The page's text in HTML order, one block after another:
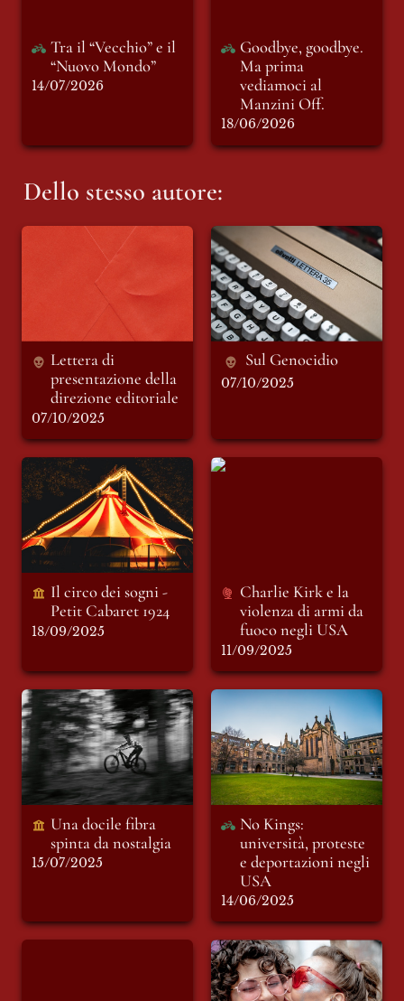
Tra il “Vecchio” e il
“Nuovo Mondo”
14/07/2026
Goodbye, goodbye.
Ma prima
vediamoci al
Manzini Off.
18/06/2026
Dello stesso autore:
Lettera di
presentazione della
direzione editoriale
Lettera di
presentazione della
direzione editoriale
07/10/2025
Sul Genocidio
Sul Genocidio
07/10/2025
Il circo dei sogni -
Petit Cabaret 1924
Il circo dei sogni -
Petit Cabaret 1924
18/09/2025
Charlie Kirk e la
Charlie Kirk e la
violenza di armi da
fuoco negli USA
11/09/2025
Una docile fibra
spinta da nostalgia
Una docile fibra
spinta da nostalgia
15/07/2025
No Kings: università,
proteste e
deportazioni negli
USA
No Kings:
università, proteste
e deportazioni negli
USA
14/06/2025
Serve ancora il
pride? Intervista a
Jules Ricci